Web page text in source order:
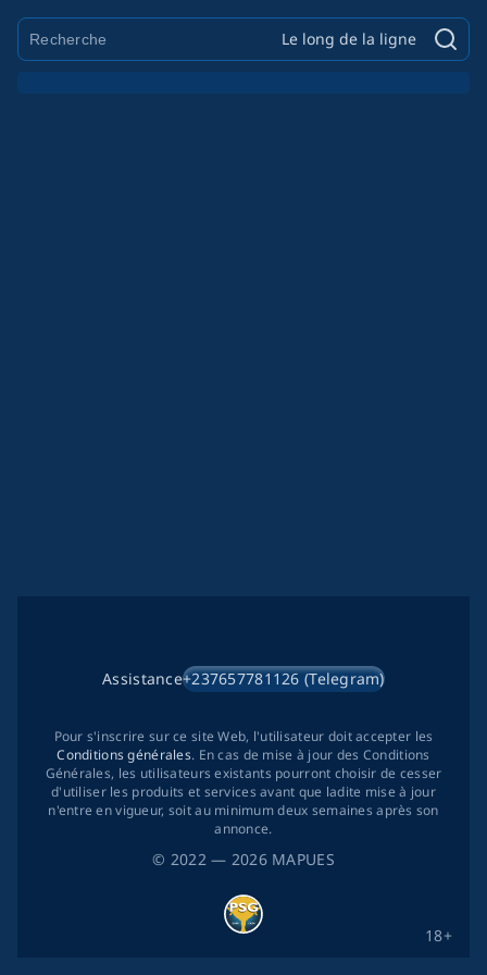
Le long de la ligne
© 2022— 2026 MAPUES
Assistance+237657781126 (Telegram)
18+
Pour s'inscrire sur ce site Web, l'utilisateur doit accepter les
Conditions générales. En cas de mise à jour des Conditions
Générales, les utilisateurs existants pourront choisir de cesser
d'utiliser les produits et services avant que ladite mise à jour
n'entre en vigueur, soit au minimum deux semaines après son
annonce.